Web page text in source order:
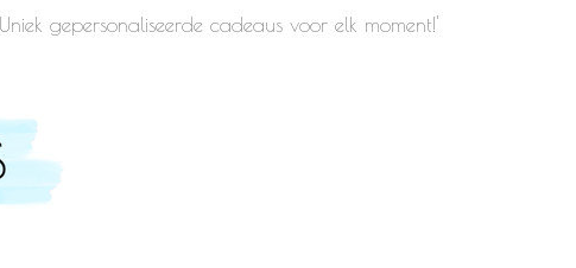
gepersonaliseerde cadeaus voor elk moment!'